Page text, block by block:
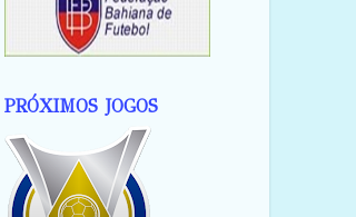
PRÓXIMOS JOGOS